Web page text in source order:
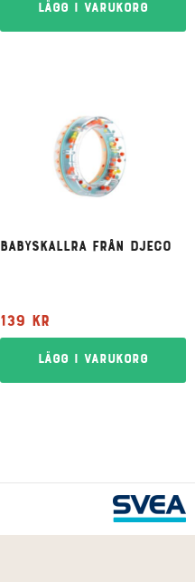
Lägg i varukorg
Babyskallra från Djeco
139 kr
Lägg i varukorg